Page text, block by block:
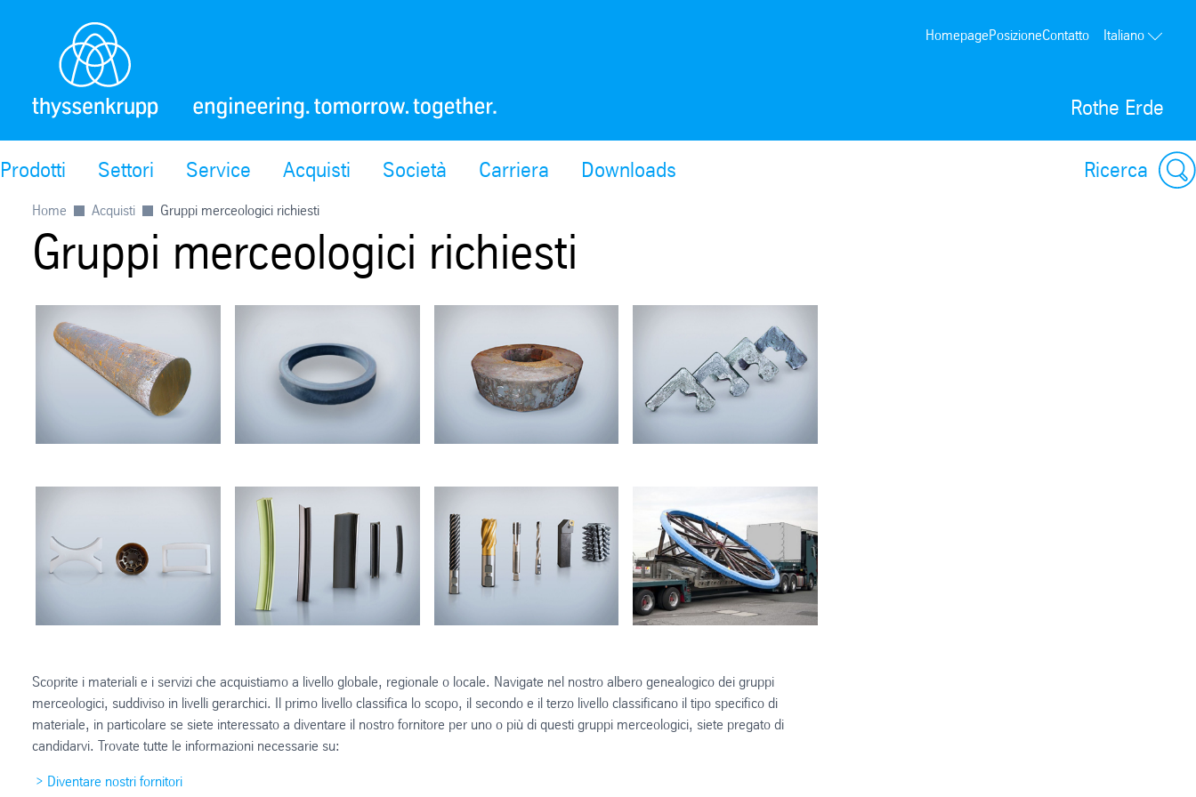
Rothe Erde
HomepagePosizioneContatto Italiano
Prodotti Settori Service Acquisti Società Carriera Downloads Ricerca
Home Acquisti Gruppi merceologici richiesti
Gruppi merceologici richiesti
Scoprite i materiali e i servizi che acquistiamo a livello globale, regionale o locale. Navigate nel nostro albero genealogico dei gruppi
merceologici, suddiviso in livelli gerarchici. Il primo livello classifica lo scopo, il secondo e il terzo livello classificano il tipo specifico di
materiale, in particolare se siete interessato a diventare il nostro fornitore per uno o più di questi gruppi merceologici, siete pregato di
candidarvi. Trovate tutte le informazioni necessarie su:
> Diventare nostri fornitori